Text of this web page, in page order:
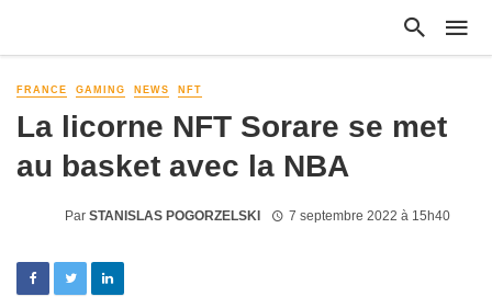
FRANCE GAMING NEWS NFT
La licorne NFT Sorare se met
au basket avec la NBA
Par STANISLAS POGORZELSKI 7 septembre 2022 à 15h40